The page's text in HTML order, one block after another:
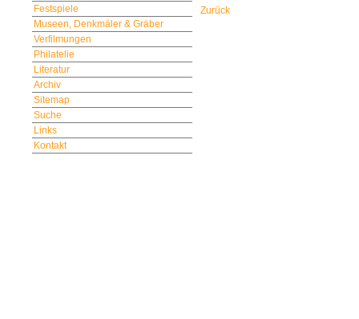
Festspiele
Museen, Denkmäler & Gräber
Verfilmungen
Philatelie
Literatur
Archiv
Sitemap
Suche
Links
Kontakt
Zurück